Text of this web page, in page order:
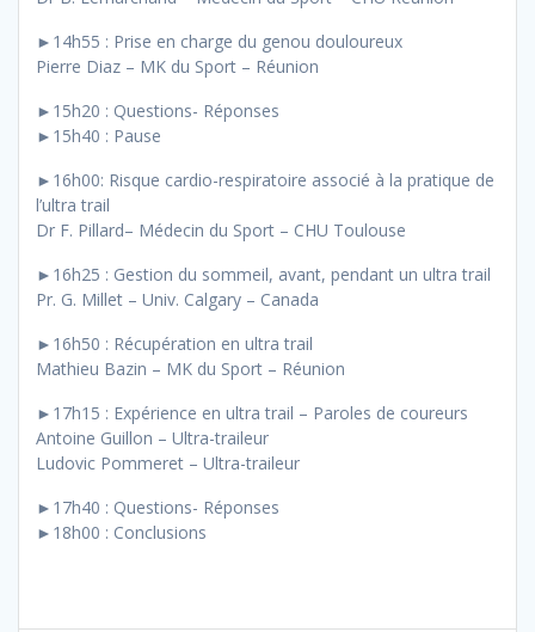
►14h55 : Prise en charge du genou douloureux
Pierre Diaz – MK du Sport – Réunion
►15h20 : Questions- Réponses
►15h40 : Pause
►16h00: Risque cardio-respiratoire associé à la pratique de
l’ultra trail
Dr F. Pillard– Médecin du Sport – CHU Toulouse
►16h25 : Gestion du sommeil, avant, pendant un ultra trail
Pr. G. Millet – Univ. Calgary – Canada
►16h50 : Récupération en ultra trail
Mathieu Bazin – MK du Sport – Réunion
►17h15 : Expérience en ultra trail – Paroles de coureurs
Antoine Guillon – Ultra-traileur
Ludovic Pommeret – Ultra-traileur
►17h40 : Questions- Réponses
►18h00 : Conclusions